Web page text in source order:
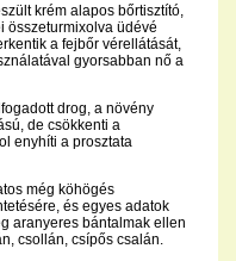
krém alapos bőrtisztító,
összeturmixolva üdévé
a fejbőr vérellátását,
gyorsabban nő a
drog, a növény
de csökkenti a
enyhíti a prosztata
még köhögés
és egyes adatok
aranyeres bántalmak ellen
csollán, csípős csalán.